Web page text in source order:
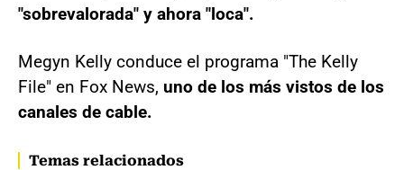
"sobrevalorada" y ahora "loca".
Megyn Kelly conduce el programa "The Kelly
File" en Fox News, uno de los más vistos de los
canales de cable.
Temas relacionados